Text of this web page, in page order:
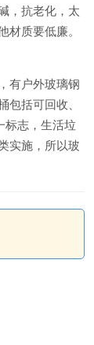
，抗老化，太
质要低廉。
有户外玻璃钢
括可回收、
标志，生活垃
实施，所以玻